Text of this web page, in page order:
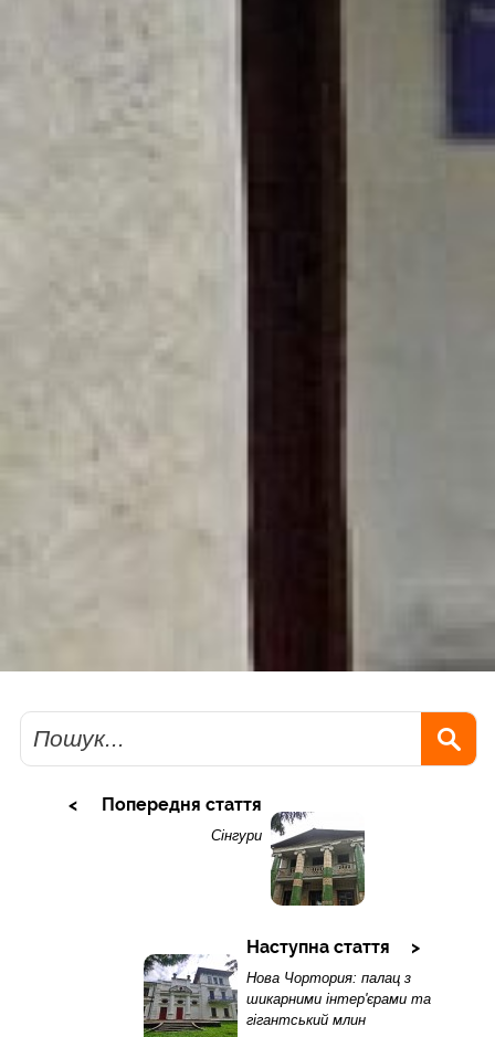
Пошук
Попередня стаття
Сінгури
Наступна стаття
Нова Чортория: палац з
шикарними інтер'єрами та
гігантський млин